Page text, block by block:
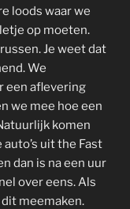
loods waar we
op moeten.
Je weet dat
We
een aflevering
we mee hoe een
komen
uit the Fast
dan is na een uur
over eens. Als
meemaken.